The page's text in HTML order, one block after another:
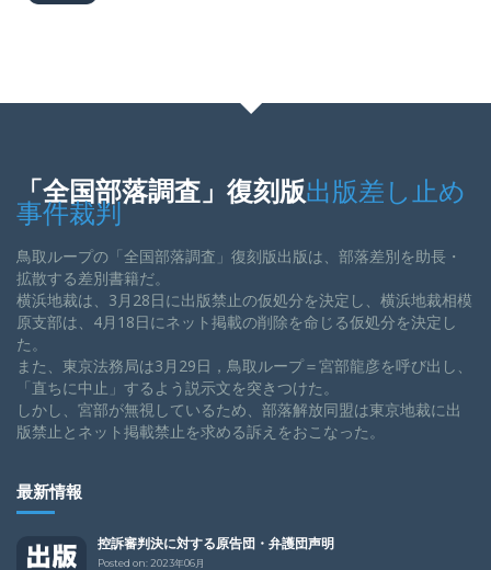
「全国部落調査」復刻版出版差し止め
事件裁判
鳥取ループの「全国部落調査」復刻版出版は、部落差別を助長・
拡散する差別書籍だ。
横浜地裁は、3月28日に出版禁止の仮処分を決定し、横浜地裁相模
原支部は、4月18日にネット掲載の削除を命じる仮処分を決定し
た。
また、東京法務局は3月29日，鳥取ループ＝宮部龍彦を呼び出し、
「直ちに中止」するよう説示文を突きつけた。
しかし、宮部が無視しているため、部落解放同盟は東京地裁に出
版禁止とネット掲載禁止を求める訴えをおこなった。
最新情報
控訴審判決に対する原告団・弁護団声明
Posted on: 2023年06月